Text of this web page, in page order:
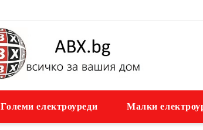
Големи електроуреди Малки